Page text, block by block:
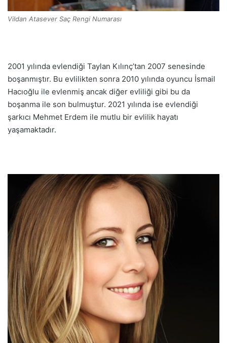
Vildan Atasever Saç Rengi Numarası
2001 yılında evlendiği Taylan Kılınç’tan 2007 senesinde
boşanmıştır. Bu evlilikten sonra 2010 yılında oyuncu İsmail
Hacıoğlu ile evlenmiş ancak diğer evliliği gibi bu da
boşanma ile son bulmuştur. 2021 yılında ise evlendiği
şarkıcı Mehmet Erdem ile mutlu bir evlilik hayatı
yaşamaktadır.